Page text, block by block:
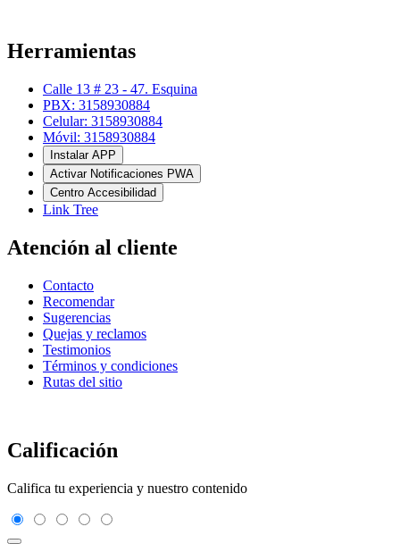
Herramientas
Calle 13 # 23 - 47. Esquina
PBX: 3158930884
Celular: 3158930884
Móvil: 3158930884
Instalar APP
Activar Notificaciones PWA
Centro Accesibilidad
Link Tree
Atención al cliente
Contacto
Recomendar
Sugerencias
Quejas y reclamos
Testimonios
Términos y condiciones
Rutas del sitio
Calificación
Califica tu experiencia y nuestro contenido